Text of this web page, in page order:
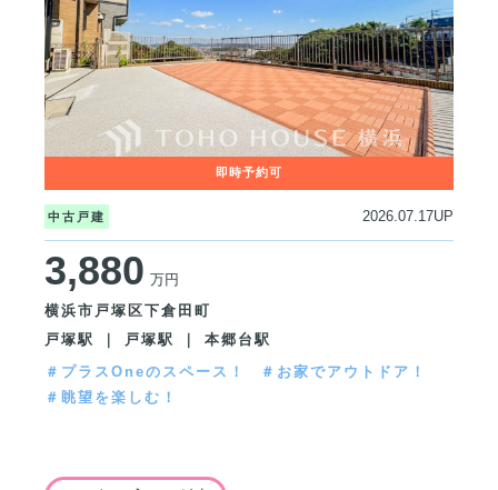
中古戸建 2026.07.17UP
3,880 万円
横浜市戸塚区下倉田町
戸塚駅 ｜ 戸塚駅 ｜ 本郷台駅
＃プラスOneのスペース！
＃お家でアウトドア！
＃眺望を楽しむ！